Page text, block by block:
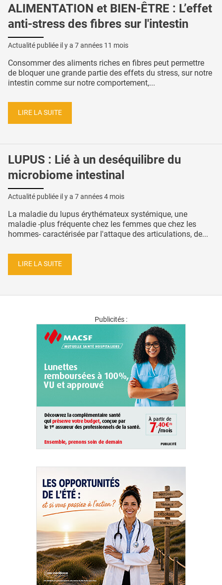
ALIMENTATION et BIEN-ÊTRE : L’effet
anti-stress des fibres sur l'intestin
Actualité publiée il y a 7 années 11 mois
Consommer des aliments riches en fibres peut permettre
de bloquer une grande partie des effets du stress, sur notre
intestin comme sur notre comportement,...
LIRE LA SUITE
LUPUS : Lié à un deséquilibre du
microbiome intestinal
Actualité publiée il y a 7 années 4 mois
La maladie du lupus érythémateux systémique, une
maladie -plus fréquente chez les femmes que chez les
hommes- caractérisée par l'attaque des articulations, de...
LIRE LA SUITE
Publicités :